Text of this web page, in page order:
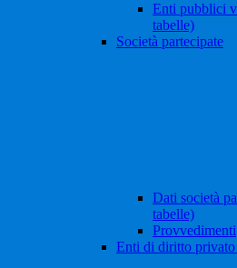
Enti pubblici
tabelle)
Società partecipate
Dati società
tabelle)
Provvedimenti
Enti di diritto